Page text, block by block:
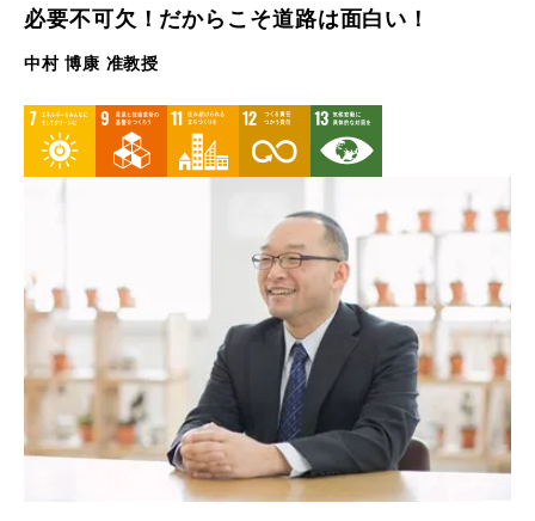
必要不可欠！だからこそ道路は面白い！
中村 博康 准教授